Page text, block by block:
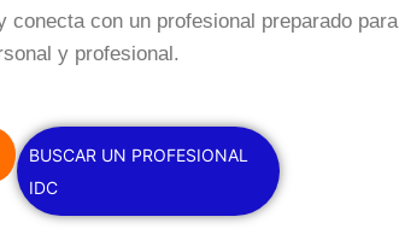
con un profesional preparado para
y profesional.
BUSCAR UN PROFESIONAL
IDC